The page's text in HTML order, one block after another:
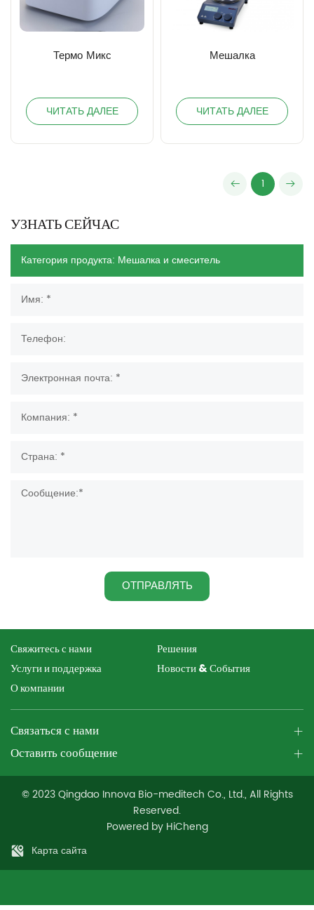
Термо Микс
ЧИТАТЬ ДАЛЕЕ
Мешалка
ЧИТАТЬ ДАЛЕЕ
1
УЗНАТЬ СЕЙЧАС
ОТПРАВЛЯТЬ
Свяжитесь с нами
Решения
Услуги и поддержка
Новости & События
О компании
Связаться с нами
Оставить сообщение
© 2023 Qingdao Innova Bio-meditech Co., Ltd., All Rights
Reserved.
Powered by HiCheng
Карта сайта